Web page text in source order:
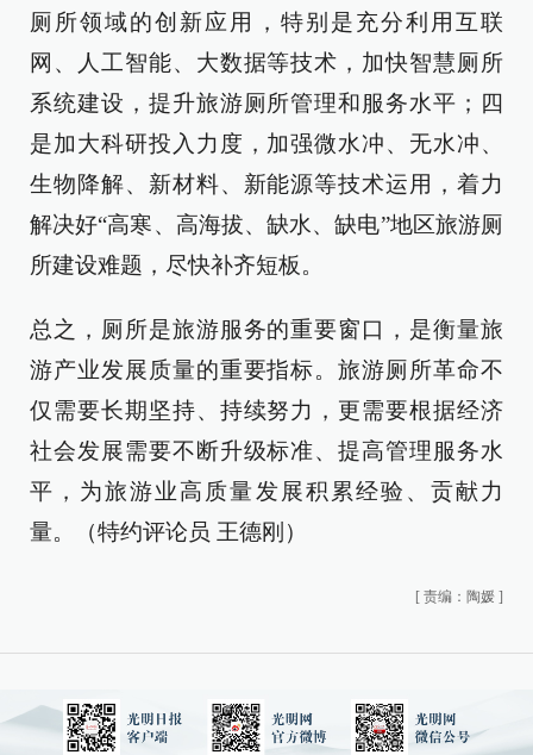
厕所领域的创新应用，特别是充分利用互联
网、人工智能、大数据等技术，加快智慧厕所
系统建设，提升旅游厕所管理和服务水平；四
是加大科研投入力度，加强微水冲、无水冲、
生物降解、新材料、新能源等技术运用，着力
解决好“高寒、高海拔、缺水、缺电”地区旅游厕
所建设难题，尽快补齐短板。
总之，厕所是旅游服务的重要窗口，是衡量旅
游产业发展质量的重要指标。旅游厕所革命不
仅需要长期坚持、持续努力，更需要根据经济
社会发展需要不断升级标准、提高管理服务水
平，为旅游业高质量发展积累经验、贡献力
量。（特约评论员 王德刚）
[ 责编：陶媛 ]